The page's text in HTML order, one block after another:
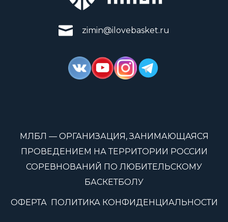
zimin@ilovebasket.ru
МЛБЛ — ОРГАНИЗАЦИЯ, ЗАНИМАЮЩАЯСЯ
ПРОВЕДЕНИЕМ НА ТЕРРИТОРИИ РОССИИ
СОРЕВНОВАНИЙ ПО ЛЮБИТЕЛЬСКОМУ
БАСКЕТБОЛУ
ОФЕРТА ПОЛИТИКА КОНФИДЕНЦИАЛЬНОСТИ